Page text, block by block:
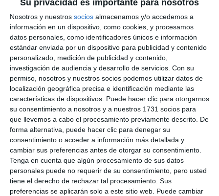
Su privacidad es importante para nosotros
Nosotros y nuestros socios almacenamos y/o accedemos a
información en un dispositivo, como cookies, y procesamos
datos personales, como identificadores únicos e información
estándar enviada por un dispositivo para publicidad y contenido
personalizado, medición de publicidad y contenido,
investigación de audiencia y desarrollo de servicios. Con su
permiso, nosotros y nuestros socios podemos utilizar datos de
localización geográfica precisa e identificación mediante las
características de dispositivos. Puede hacer clic para otorgarnos
su consentimiento a nosotros y a nuestros 1731 socios para
que llevemos a cabo el procesamiento previamente descrito. De
forma alternativa, puede hacer clic para denegar su
consentimiento o acceder a información más detallada y
cambiar sus preferencias antes de otorgar su consentimiento.
Tenga en cuenta que algún procesamiento de sus datos
personales puede no requerir de su consentimiento, pero usted
tiene el derecho de rechazar tal procesamiento. Sus
preferencias se aplicarán solo a este sitio web. Puede cambiar